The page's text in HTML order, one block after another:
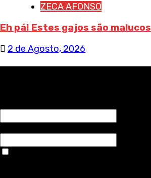
ZECA AFONSO
Eh pá! Estes gajos são malucos
2 de Agosto, 2026